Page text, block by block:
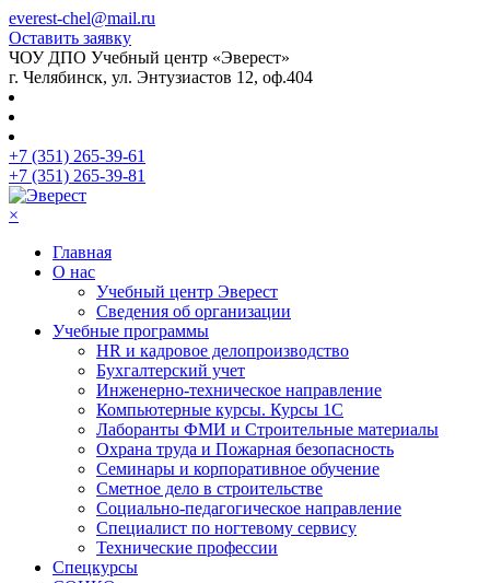
everest-chel@mail.ru
Оставить заявку
ЧОУ ДПО Учебный центр «Эверест»
г. Челябинск, ул. Энтузиастов 12, оф.404
+7 (351) 265-39-61
+7 (351) 265-39-81
×
Главная
О нас
Учебный центр Эверест
Сведения об организации
Учебные программы
HR и кадровое делопроизводство
Бухгалтерский учет
Инженерно-техническое направление
Компьютерные курсы. Курсы 1С
Лаборанты ФМИ и Строительные материалы
Охрана труда и Пожарная безопасность
Семинары и корпоративное обучение
Сметное дело в строительстве
Социально-педагогическое направление
Специалист по ногтевому сервису
Технические профессии
Спецкурсы